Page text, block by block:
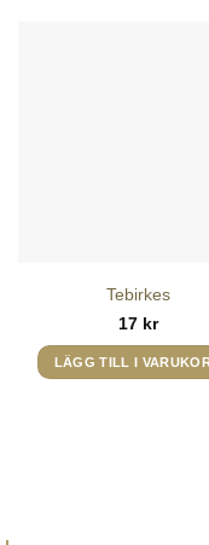
Tebirkes
17 kr
LÄGG TILL I